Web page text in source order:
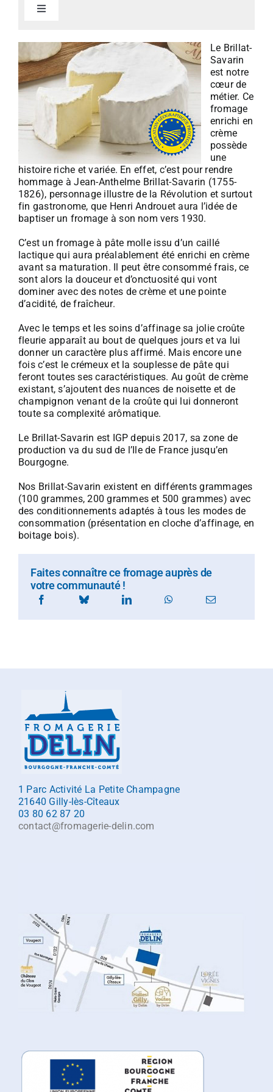
Toggle
> Brillat-Savarin IGP
> Morbier AOP
> Raclette
> Crémeux de Bourgogne
> Régals de Bourgogne
> Faisselles-Fromage blanc
> Billes apéritives
> Nuiton
> Lait UHT
Le Brillat-
Savarin
est notre
cœur de
métier. Ce
fromage
enrichi en
crème
possède
une
histoire riche et variée. En effet, c’est pour rendre
hommage à Jean-Anthelme Brillat-Savarin (1755-
1826), personnage illustre de la Révolution et surtout
fin gastronome, que Henri Androuet aura l’idée de
baptiser un fromage à son nom vers 1930.
C’est un fromage à pâte molle issu d’un caillé
lactique qui aura préalablement été enrichi en crème
avant sa maturation. Il peut être consommé frais, ce
sont alors la douceur et d’onctuosité qui vont
dominer avec des notes de crème et une pointe
d’acidité, de fraîcheur.
Avec le temps et les soins d’affinage sa jolie croûte
fleurie apparaît au bout de quelques jours et va lui
donner un caractère plus affirmé. Mais encore une
fois c’est le crémeux et la souplesse de pâte qui
feront toutes ses caractéristiques. Au goût de crème
existant, s’ajoutent des nuances de noisette et de
champignon venant de la croûte qui lui donneront
toute sa complexité arômatique.
Le Brillat-Savarin est IGP depuis 2017, sa zone de
production va du sud de l’Ile de France jusqu’en
Bourgogne.
Nos Brillat-Savarin existent en différents grammages
(100 grammes, 200 grammes et 500 grammes) avec
des conditionnements adaptés à tous les modes de
consommation (présentation en cloche d’affinage, en
boitage bois).
Faites connaître ce fromage auprès de
votre communauté !
1 Parc Activité La Petite Champagne
21640 Gilly-lès-Cîteaux
03 80 62 87 20
contact@fromagerie-delin.com